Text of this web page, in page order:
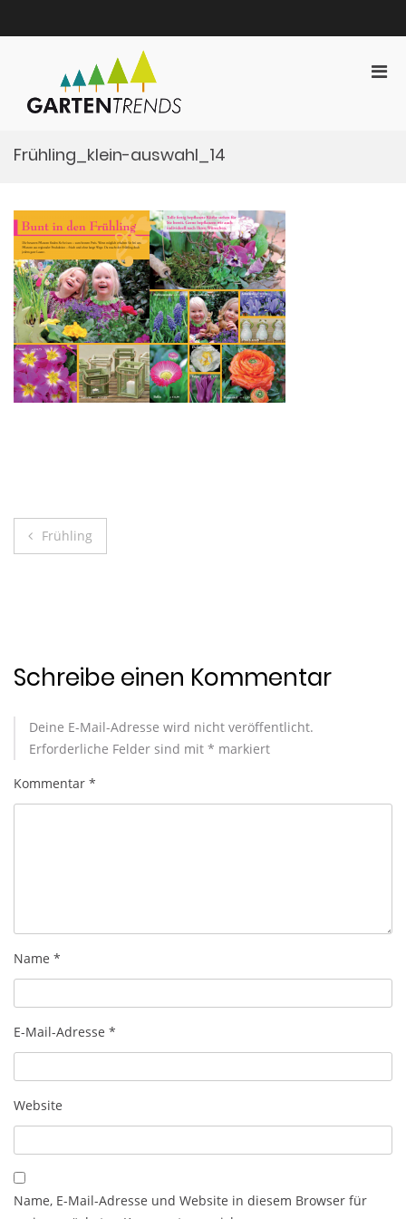
springen
Frühling_klein-auswahl_14
Beitragsnavigation
Frühling
Schreibe einen Kommentar
Deine E-Mail-Adresse wird nicht veröffentlicht.
Erforderliche Felder sind mit * markiert
Kommentar *
Name *
E-Mail-Adresse *
Website
Name, E-Mail-Adresse und Website in diesem Browser für